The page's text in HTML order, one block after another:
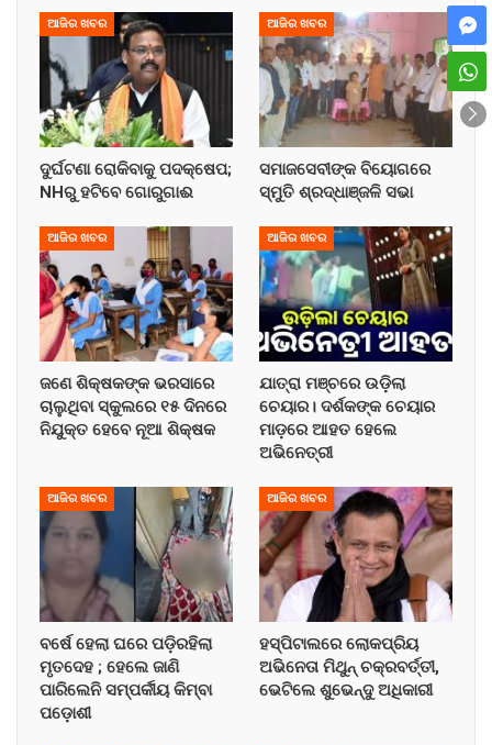
ଆଜିର ଖବର
ଦୁର୍ଘଟଣା ରୋକିବାକୁ ପଦକ୍ଷେପ;
NHରୁ ହଟିବେ ଗୋରୁଗାଈ
ଆଜିର ଖବର
ସମାଜସେବୀଙ୍କ ବିୟୋଗରେ
ସ୍ମୁତି ଶ୍ରଦ୍ଧାଞ୍ଜଳି ସଭା
ଆଜିର ଖବର
ଜଣେ ଶିକ୍ଷକଙ୍କ ଭରସାରେ
ଚାଲୁଥିବା ସ୍କୁଲରେ ୧୫ ଦିନରେ
ନିଯୁକ୍ତ ହେବେ ନୂଆ ଶିକ୍ଷକ
ଆଜିର ଖବର
ଯାତ୍ରା ମଞ୍ଚରେ ଉଡ଼ିଲା
ଚେୟାର। ଦର୍ଶକଙ୍କ ଚେୟାର
ମାଡ଼ରେ ଆହତ ହେଲେ
ଅଭିନେତ୍ରୀ
ଆଜିର ଖବର
ବର୍ଷେ ହେଲା ଘରେ ପଡ଼ିରହିଲା
ମୃତଦେହ ; ହେଲେ ଜାଣି
ପାରିଲେନି ସମ୍ପର୍କୀୟ କିମ୍ବା
ପଡ଼ୋଶୀ
ଆଜିର ଖବର
ହସ୍ପିଟାଲରେ ଲୋକପ୍ରିୟ
ଅଭିନେତା ମିଥୁନ୍ ଚକ୍ରବର୍ତ୍ତୀ,
ଭେଟିଲେ ଶୁଭେନ୍ଦୁ ଅଧିକାରୀ